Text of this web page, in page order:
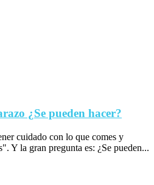
¿Se pueden hacer?
cuidado con lo que comes y
Y la gran pregunta es: ¿Se pueden...